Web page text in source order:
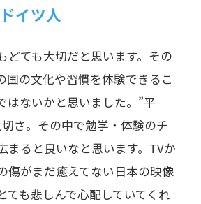
イツ人
どても大切だと思います。その
国の文化や習慣を体験できるこ
はないかと思いました。”平
さ。その中で勉学・体験のチ
まると良いなと思います。TVか
傷がまだ癒えてない日本の映像
ても悲しんで心配していてくれ